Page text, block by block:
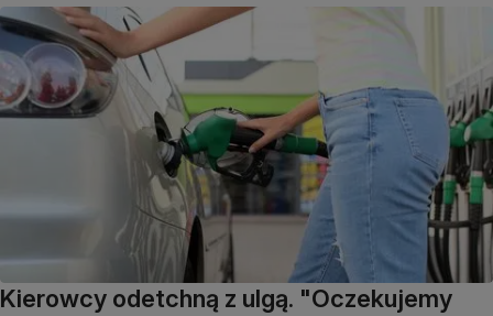
Kierowcy odetchną z ulgą. "Oczekujemy